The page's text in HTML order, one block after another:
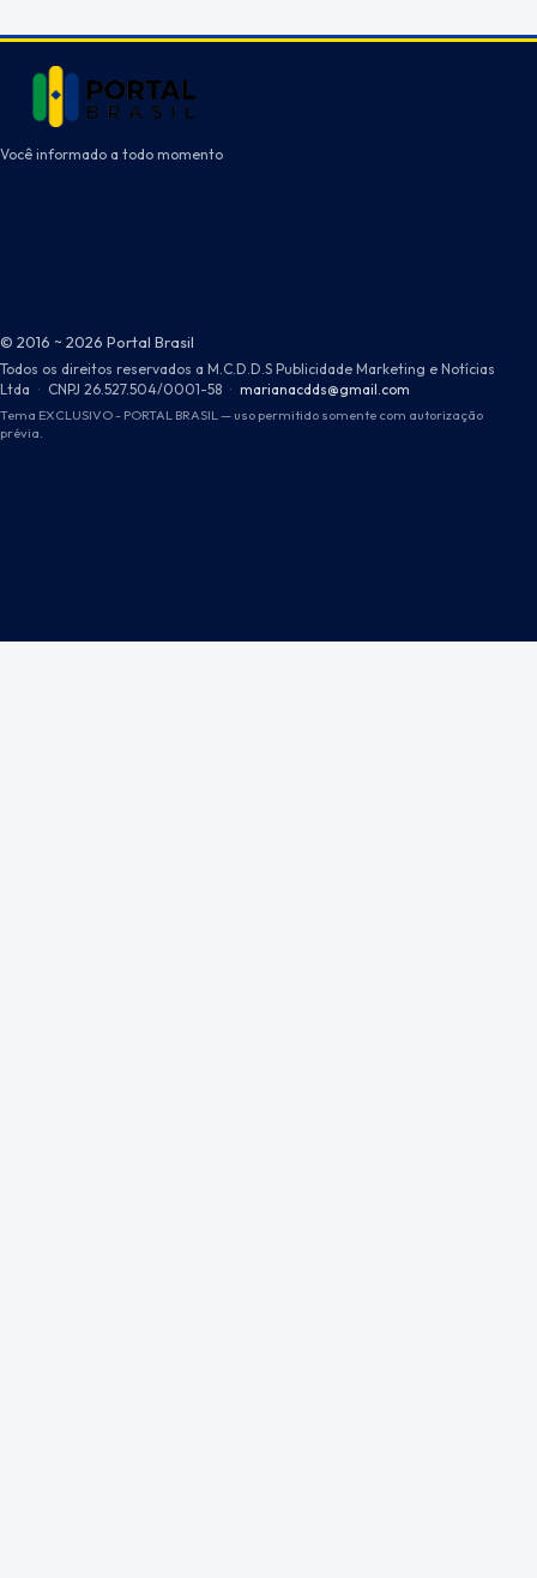
Você informado a todo momento
© 2016 ~ 2026 Portal Brasil
Todos os direitos reservados a M.C.D.D.S Publicidade Marketing e Notícias
Ltda · CNPJ 26.527.504/0001-58 · marianacdds@gmail.com
Tema EXCLUSIVO - PORTAL BRASIL — uso permitido somente com autorização
prévia.